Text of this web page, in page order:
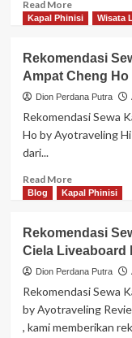
Mewah
di
Nasional
Komodo
Read More
more
Sewa
Kapal
Labuan
Bajo
Phinisi
”
Liveaboard
Kapal Phinisi Wisata
Rekomendasi
Ampat Cheng
Dion Perdana Putra
Rekomendasi Sewa
Ho by Ayotraveling
dari...
Read MoreRead
more
Sewa
Kapal
Luxury
Phinisi
Raja
Ampat
Blog Kapal Phinisi
Rekomendasi
Ciela Liveaboard
Dion Perdana Putra
Rekomendasi Sewa
by Ayotraveling
, kami memberikan